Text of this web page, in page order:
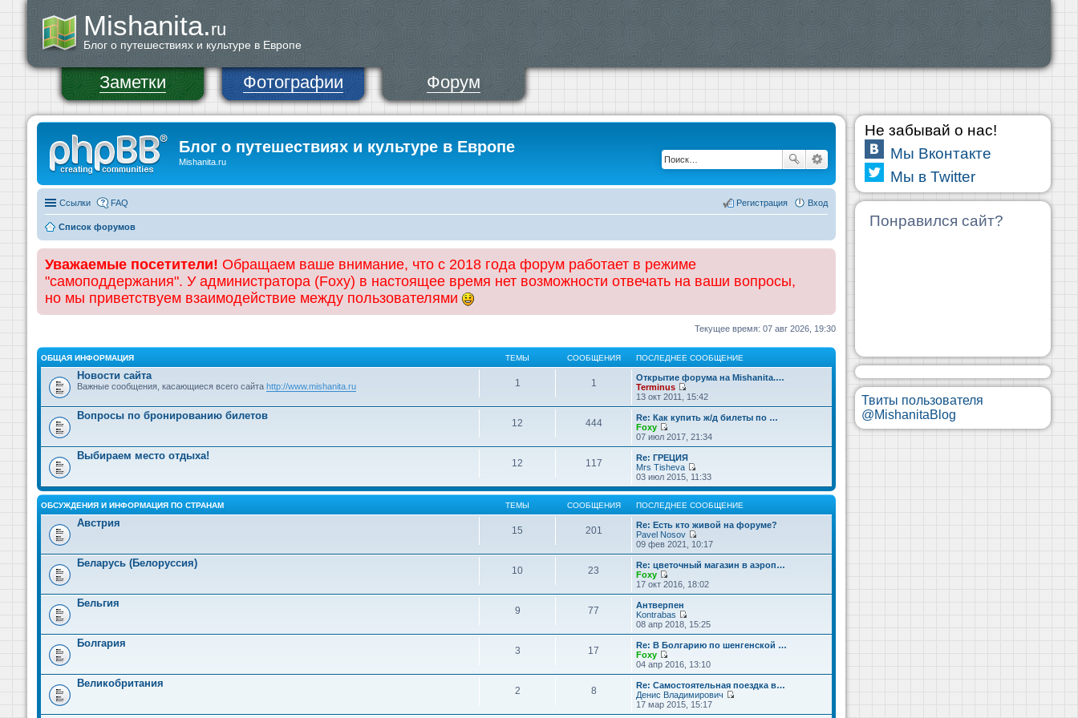
Mishanita.ru
Блог о путешествиях и культуре в Европе
Заметки Фотографии Форум
Блог о путешествиях и культуре в Европе
Mishanita.ru
Ссылки FAQ Вход
Регистрация
Список форумов
Уважаемые посетители! Обращаем ваше внимание, что с 2018 года форум работает в режиме
"самоподдержания". У администратора (Foxy) в настоящее время нет возможности отвечать на ваши вопросы,
но мы приветствуем взаимодействие между пользователями
Текущее время: 07 авг 2026, 19:30
ОБЩАЯ ИНФОРМАЦИЯ ТЕМЫ СООБЩЕНИЯ ПОСЛЕДНЕЕ СООБЩЕНИЕ
Новости сайта
Важные сообщения, касающиеся всего сайта http://www.mishanita.ru 1 1
Открытие форума на Mishanita.…
Terminus
П
е
р
е
й
т
и
к
п
о
с
л
е
н
е
м
у
с
о
б
н
и
ю
13 окт 2011, 15:42
Вопросы по бронированию билетов
12 444
Re: Как купить ж/д билеты по …
Foxy
П
е
р
е
й
т
и
к
п
о
с
л
е
н
е
м
у
с
о
о
б
щ
н
и
ю
07 июл 2017, 21:34
Выбираем место отдыха!
12 117
Re: ГРЕЦИЯ
Mrs Tisheva
П
е
р
е
й
т
к
п
о
с
л
е
е
м
с
о
б
щ
е
н
и
03 июл 2015, 11:33
ОБСУЖДЕНИЯ И ИНФОРМАЦИЯ ПО СТРАНАМ ТЕМЫ СООБЩЕНИЯ ПОСЛЕДНЕЕ СООБЩЕНИЕ
Австрия
15 201
Re: Есть кто живой на форуме?
Pavel Nosov
П
е
р
е
й
т
п
о
л
д
н
е
м
у
с
09 фев 2021, 10:17
Беларусь (Белоруссия)
10 23
Re: цветочный магазин в аэроп…
Foxy
П
е
р
е
й
т
к
п
о
л
е
д
17 окт 2016, 18:02
Бельгия
9 77
Антверпен
Kontrabas
П
е
р
е
й
т
к
п
о
08 апр 2018, 15:25
Болгария
3 17
Re: В Болгарию по шенгенской …
Foxy
П
е
р
е
й
т
04 апр 2016, 13:10
Великобритания
2 8
Re: Самостоятельная поездка в…
Денис Владимирович
е
17 мар 2015, 15:17
Не забывай о нас!
Мы Вконтакте
Мы в Twitter
Понравился сайт?
Твиты пользователя
@MishanitaBlog